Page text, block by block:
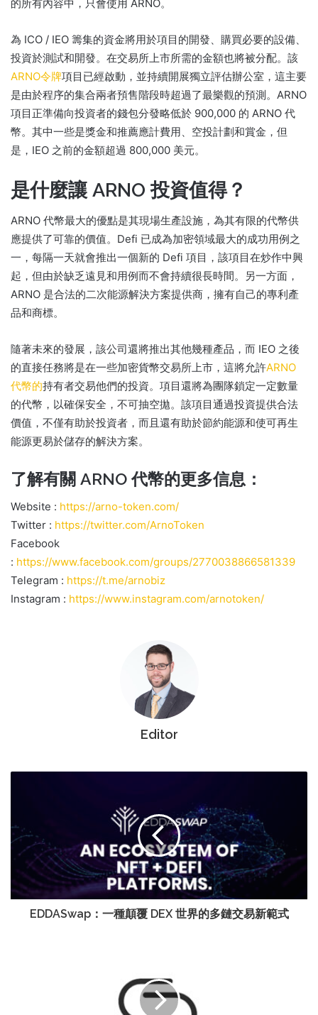
的所有內容中，只會使用 ARNO。
為 ICO / IEO 籌集的資金將用於項目的開發、購買必要的設備、
投資於測試和開發。 在交易所上市所需的金額也將被分配。 該
ARNO令牌項目已經啟動，並持續開展獨立評估辦公室，這主要
是由於程序的集合兩者預售階段時超過了最樂觀的預測。 ARNO
項目正準備向投資者的錢包分發略低於 900,000 的 ARNO 代
幣。 其中一些是獎金和推薦應計費用、空投計劃和賞金，但
是，IEO 之前的金額超過 800,000 美元。
是什麼讓 ARNO 投資值得？
ARNO 代幣最大的優點是其現場生產設施，為其有限的代幣供
應提供了可靠的價值。 Defi 已成為加密領域最大的成功用例之
一，每隔一天就會推出一個新的 Defi 項目，該項目在炒作中興
起，但由於缺乏遠見和用例而不會持續很長時間。
另一方面，
ARNO 是合法的二次能源解決方案提供商，擁有自己的專利產
品和商標。
隨著未來的發展，該公司還將推出其他幾種產品，而 IEO 之後
的直接任務將是在一些加密貨幣交易所上市，這將允許ARNO
代幣的持有者交易他們的投資。 項目還將為團隊鎖定一定數量
的代幣，以確保安全，不可抽空拋。 該項目通過投資提供合法
價值，不僅有助於投資者，而且還有助於節約能源和使可再生
能源更易於儲存的解決方案。
了解有關 ARNO 代幣的更多信息：
Website : https://arno-token.com/
Twitter : https://twitter.com/ArnoToken
Facebook
: https://www.facebook.com/groups/2770038866581339
Telegram : https://t.me/arnobiz
Instagram : https://www.instagram.com/arnotoken/
Editor
EDDASwap：一種顛覆 DEX 世界的多鏈交易新範式